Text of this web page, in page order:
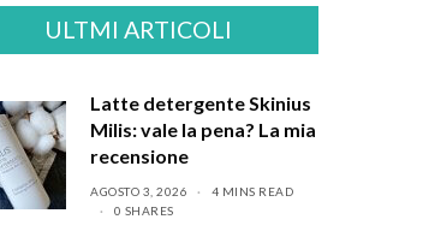
ULTMI ARTICOLI
Latte detergente Skinius
Milis: vale la pena? La mia
recensione
AGOSTO 3, 2026
4 MINS READ
0 SHARES